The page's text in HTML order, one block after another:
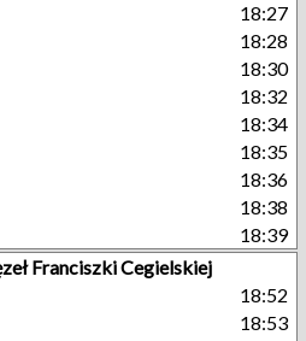
18:27
18:28
18:30
18:32
18:34
18:35
18:36
18:38
18:39
Franciszki Cegielskiej
18:52
18:53